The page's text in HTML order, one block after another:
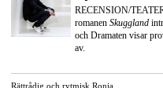
RECENSION/
romanen Skuggland
och Dramaten visar
av.
Rättrådig och rytmisk Ronja